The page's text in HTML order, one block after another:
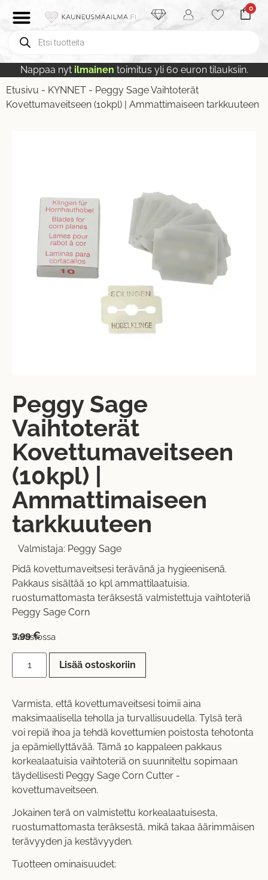
0
Nappaa nyt ilmainen toimitus yli 60 euron tilauksiin.
Etusivu - KYNNET - Peggy Sage Vaihtoterät
Kovettumaveitseen (10kpl) | Ammattimaiseen tarkkuuteen
Peggy Sage
Vaihtoterät
Kovettumaveitseen
(10kpl) |
Ammattimaiseen
tarkkuuteen
Valmistaja: Peggy Sage
Pidä kovettumaveitsesi terävänä ja hygieenisenä.
Pakkaus sisältää 10 kpl ammattilaatuisia,
ruostumattomasta teräksestä valmistettuja vaihtoteriä
Peggy Sage Corn
3,99€
Varastossa
Lisää ostoskoriin
Varmista, että kovettumaveitsesi toimii aina
maksimaalisella teholla ja turvallisuudella. Tylsä terä
voi repiä ihoa ja tehdä kovettumien poistosta tehotonta
ja epämiellyttävää. Tämä 10 kappaleen pakkaus
korkealaatuisia vaihtoteriä on suunniteltu sopimaan
täydellisesti Peggy Sage Corn Cutter -
kovettumaveitseen.
Jokainen terä on valmistettu korkealaatuisesta,
ruostumattomasta teräksestä, mikä takaa äärimmäisen
terävyyden ja kestävyyden.
Tuotteen ominaisuudet: